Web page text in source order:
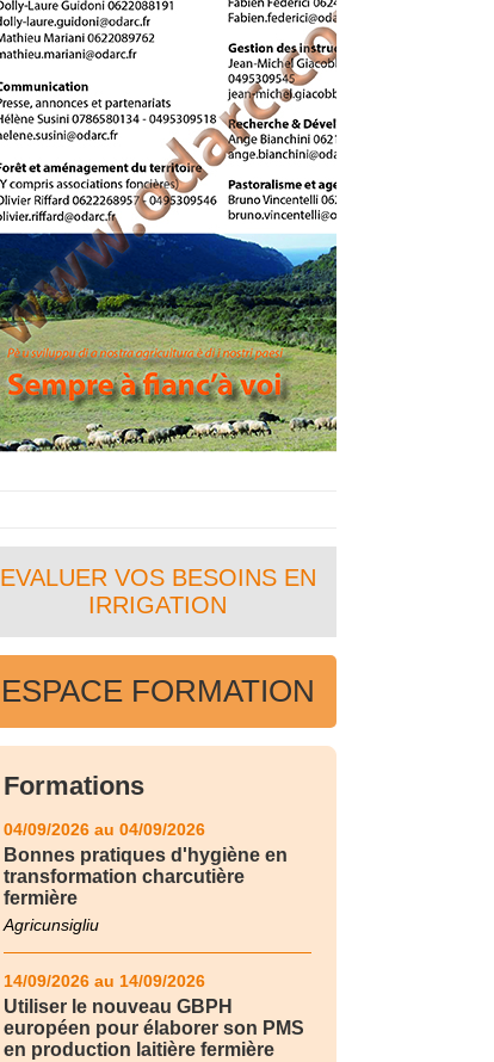
EVALUER VOS BESOINS EN
IRRIGATION
ESPACE FORMATION
Formations
04/09/2026 au 04/09/2026
Bonnes pratiques d'hygiène en
transformation charcutière
fermière
Agricunsigliu
14/09/2026 au 14/09/2026
Utiliser le nouveau GBPH
européen pour élaborer son PMS
en production laitière fermière